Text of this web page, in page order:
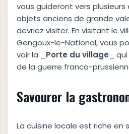
vous guideront vers plusieurs
objets anciens de grande
devriez visiter. En visitant le
Gengoux-le-National, vous
voir la _ Porte du village _
de la guerre franco-
Savourer la
La cuisine locale est riche en